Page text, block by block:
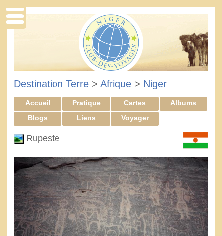
Destination Terre > Afrique > Niger
Accueil Pratique Cartes
Albums
Blogs
Liens Voyager
Rupeste